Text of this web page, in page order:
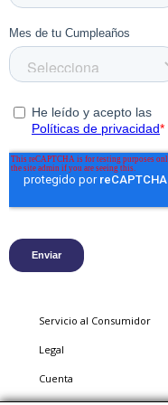
Servicio al Consumidor
Legal
Cuenta